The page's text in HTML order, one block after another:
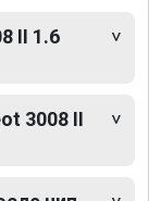
II 1.6
3008 II